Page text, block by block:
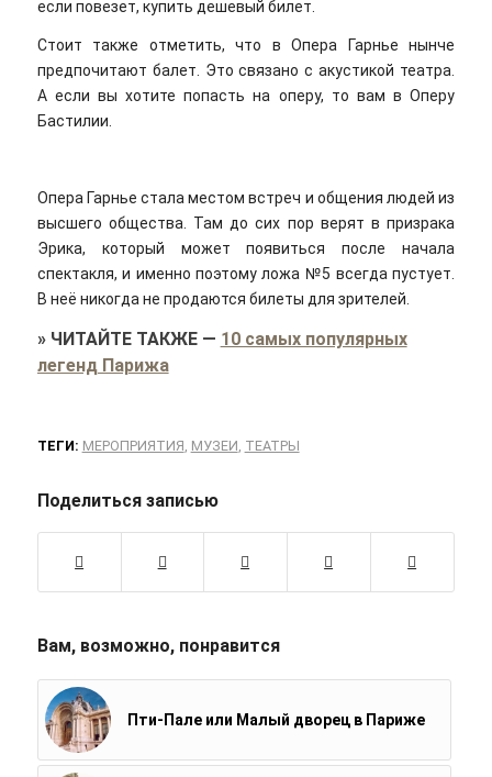
если повезет, купить дешевый билет.
Стоит также отметить, что в Опера Гарнье нынче
предпочитают балет. Это связано с акустикой театра.
А если вы хотите попасть на оперу, то вам в Оперу
Бастилии.
Опера Гарнье стала местом встреч и общения людей из
высшего общества. Там до сих пор верят в призрака
Эрика, который может появиться после начала
спектакля, и именно поэтому ложа №5 всегда пустует.
В неё никогда не продаются билеты для зрителей.
» ЧИТАЙТЕ ТАКЖЕ— 10 самых популярных
легенд Парижа
ТЕГИ: МЕРОПРИЯТИЯ, МУЗЕИ, ТЕАТРЫ
Поделиться записью
Вам, возможно, понравится
Пти-Пале или Малый дворец в Париже